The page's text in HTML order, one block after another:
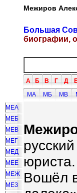
Межиров
Большая
биографии,
А Б В Г Д
МА
МБ МВ
МЕА
МЕБ
МЕВ
МЕГ
МЕД
МЕЕ
МЕЖ
МЕЗ
Вошёл